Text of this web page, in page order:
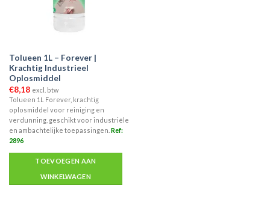
Tolueen 1L – Forever |
Krachtig Industrieel
Oplosmiddel
€8,18 excl. btw
Tolueen 1L Forever, krachtig
oplosmiddel voor reiniging en
verdunning, geschikt voor industriële
en ambachtelijke toepassingen. Ref:
2896
TOEVOEGEN AAN
WINKELWAGEN